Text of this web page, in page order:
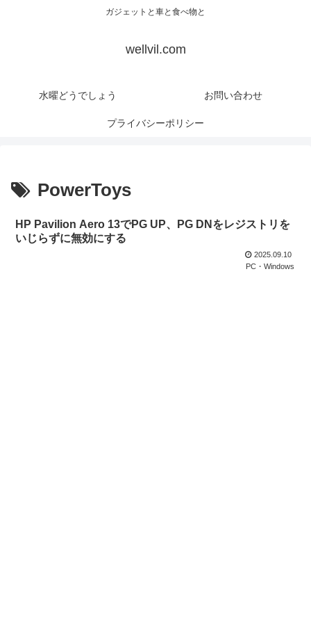
ガジェットと車と食べ物と
wellvil.com
水曜どうでしょう お問い合わせ
プライバシーポリシー
PowerToys
HP Pavilion Aero 13でPG UP、PG DNをレジストリを
いじらずに無効にする
2025.09.10
PC・Windows